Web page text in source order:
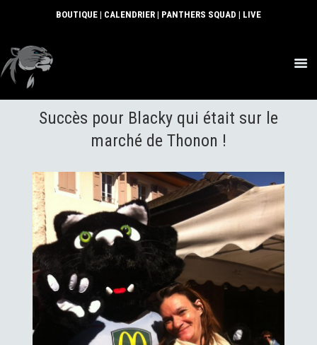
BOUTIQUE | CALENDRIER | PANTHERS SQUAD | LIVE
ACTUS
SECTIONS
CLUB
PARTENAIRES
CONTACT
Succès pour Blacky qui était sur le
marché de Thonon !